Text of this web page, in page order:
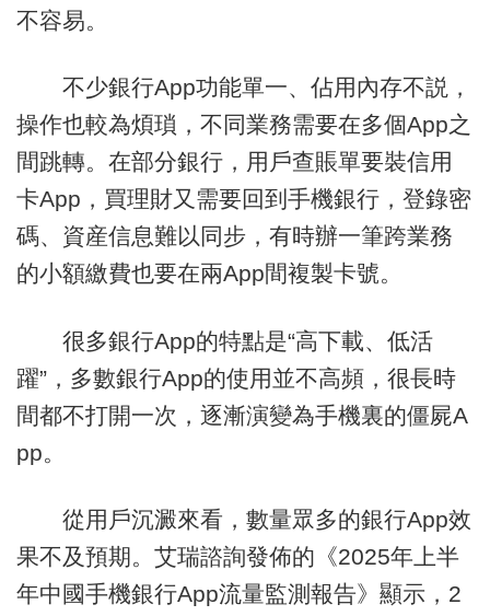
不容易。
不少銀行App功能單一、佔用內存不説，
操作也較為煩瑣，不同業務需要在多個App之
間跳轉。在部分銀行，用戶查賬單要裝信用
卡App，買理財又需要回到手機銀行，登錄密
碼、資産信息難以同步，有時辦一筆跨業務
的小額繳費也要在兩App間複製卡號。
很多銀行App的特點是“高下載、低活
躍”，多數銀行App的使用並不高頻，很長時
間都不打開一次，逐漸演變為手機裏的僵屍A
pp。
從用戶沉澱來看，數量眾多的銀行App效
果不及預期。艾瑞諮詢發佈的《2025年上半
年中國手機銀行App流量監測報告》顯示，2